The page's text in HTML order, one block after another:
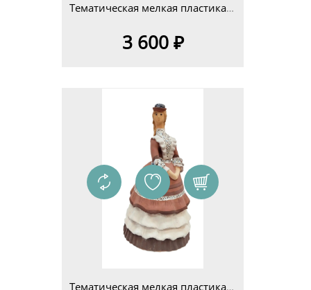
Тематическая мелкая пластика 14-25см Изделие 3
3 600 ₽
Тематическая мелкая пластика 14-25см Изделие 2